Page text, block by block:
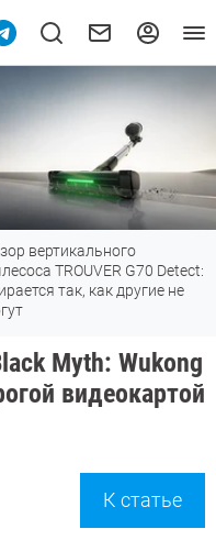
вертикального
TROUVER G70 Detect:
так, как другие не
Myth: Wukong
видеокартой
К статье